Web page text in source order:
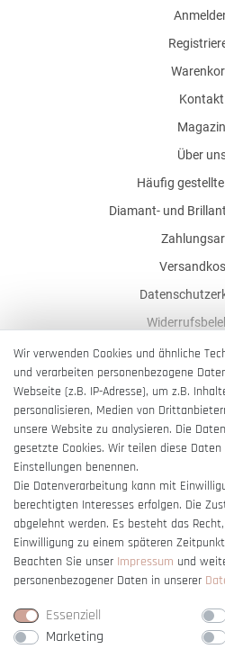
Kontakt
Magazin
Über
Häufig
Diamant- und
AGB
Vertrag
Wir verwenden Cookies und ähnliche
und verarbeiten personenbezogene
Webseite (z.B. IP-Adresse), um z.B.
personalisieren, Medien von
unsere Website zu analysieren. Die
gesetzte Cookies. Wir teilen diese
Einstellungen benennen.
Die Datenverarbeitung kann mit
berechtigten Interesses erfolgen. Die
abgelehnt werden. Es besteht das
Einwilligung zu einem späteren
Beachten Sie unser Impressum und
personenbezogener Daten in unserer
Essenziell
Marketing